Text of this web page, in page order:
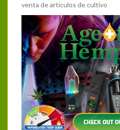
venta de artículos de cultivo
Más Información
Dirección: Baltimore
Montevideo
Departamento de Montevideo
Uruguay